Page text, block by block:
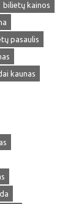
bilietų kainos
pasaulis
kaunas